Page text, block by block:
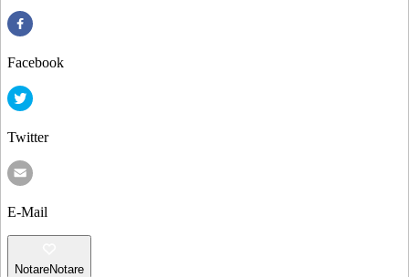
Facebook
Twitter
E-Mail
NotareNotare